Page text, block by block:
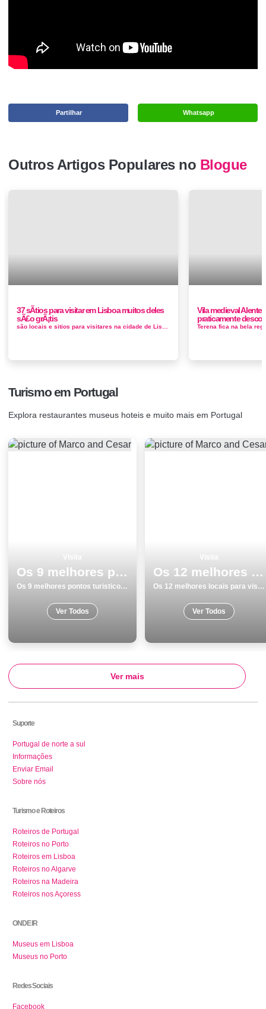
Whatsapp
Partilhar
Outros Artigos Populares no Blogue
37 sÃ­tios para visitar em Lisboa muitos deles
sÃ£o grÃ¡tis
Vila medieval
praticamente
Turismo em Portugal
Explora restaurantes museus hoteis e muito mais em Portugal
Os 9 melhores pontos turisticos para visitar em Ilha Terceira
Os 9 melhores pontos turisticos para visitar em Ilha Terceira
Ver Todos
Os 12 melhores locais para visitar em Faro
Os 12 melhores locais para visitar em Faro
Ver Todos
Ver mais
Suporte
Portugal de norte a sul
Informações
Enviar Email
Sobre nós
Turismo e Roteiros
Roteiros de Portugal
Roteiros no Porto
Roteiros em Lisboa
Roteiros no Algarve
Roteiros na Madeira
Roteiros nos Açoress
ONDE IR
Museus em Lisboa
Museus no Porto
Redes Sociais
Facebook